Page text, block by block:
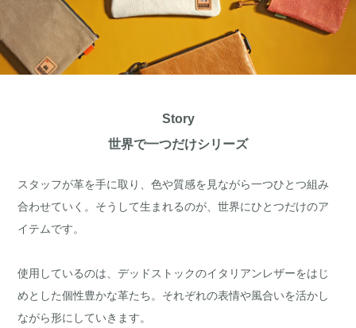
Story
世界で一つだけシリーズ
スタッフが革を手に取り、色や質感を見ながら一つひとつ組み
合わせていく。そうして生まれるのが、世界にひとつだけのア
イテムです。
使用しているのは、デッドストックのイタリアンレザーをはじ
めとした個性豊かな革たち。それぞれの表情や風合いを活かし
ながら形にしていきます。